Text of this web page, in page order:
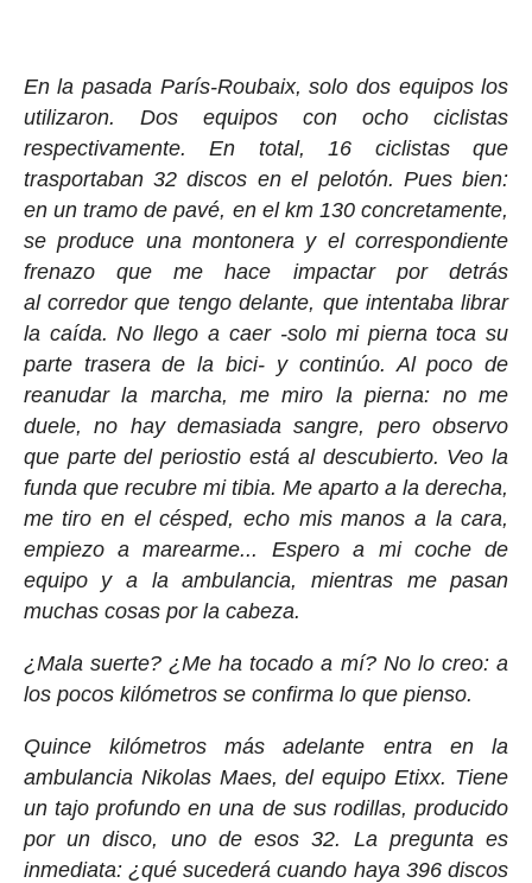
En la pasada París-Roubaix, solo dos equipos los
utilizaron. Dos equipos con ocho ciclistas
respectivamente. En total, 16 ciclistas que
trasportaban 32 discos en el pelotón. Pues bien:
en un tramo de pavé, en el km 130 concretamente,
se produce una montonera y el correspondiente
frenazo que me hace impactar por detrás
al corredor que tengo delante, que intentaba librar
la caída. No llego a caer -solo mi pierna toca su
parte trasera de la bici- y continúo. Al poco de
reanudar la marcha, me miro la pierna: no me
duele, no hay demasiada sangre, pero observo
que parte del periostio está al descubierto. Veo la
funda que recubre mi tibia. Me aparto a la derecha,
me tiro en el césped, echo mis manos a la cara,
empiezo a marearme... Espero a mi coche de
equipo y a la ambulancia, mientras me pasan
muchas cosas por la cabeza.
¿Mala suerte? ¿Me ha tocado a mí? No lo creo: a
los pocos kilómetros se confirma lo que pienso.
Quince kilómetros más adelante entra en la
ambulancia Nikolas Maes, del equipo Etixx. Tiene
un tajo profundo en una de sus rodillas, producido
por un disco, uno de esos 32. La pregunta es
inmediata: ¿qué sucederá cuando haya 396 discos